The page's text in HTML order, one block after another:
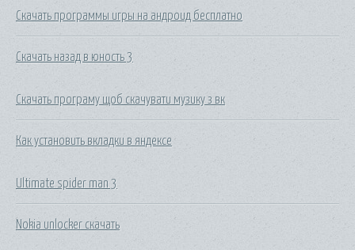
Скачать программы игры на андроид бесплатно
Скачать назад в юность 3
Скачать програму щоб скачувати музику з вк
Как установить вкладки в яндексе
Ultimate spider man 3
Nokia unlocker скачать